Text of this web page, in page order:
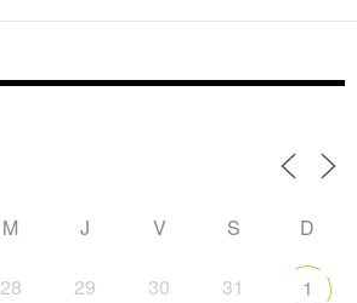
M J V S D
28 29 30 31 1